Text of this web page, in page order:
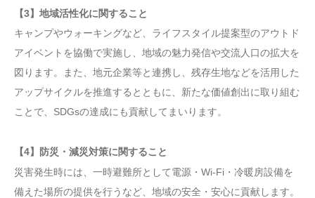
【3】地域活性化に関すること
キャンプやウォーキングなど、ライフスタイル提案型のアウトド
アイベントを協働で実施し、地域の魅力発信や交流人口の拡大を
図ります。また、地元企業等と連携し、残存生地などを活用した
アップサイクルを推進するとともに、新たな価値創出に取り組む
ことで、SDGsの達成にも貢献してまいります。
【4】防災・減災対策に関すること
災害発生時には、一時避難所として電源・Wi-Fi・冷暖房設備を
備えた場所の提供を行うなど、地域の安全・安心に貢献します。